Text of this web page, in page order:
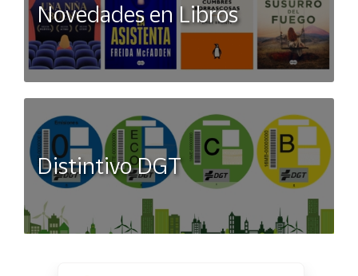
Novedades en Libros
Distintivo DGT